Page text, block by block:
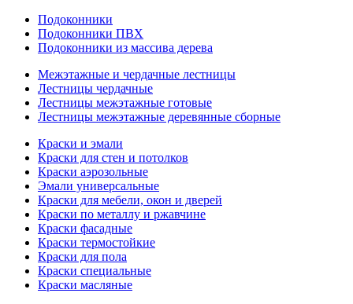
Подоконники
Подоконники ПВХ
Подоконники из массива дерева
Межэтажные и чердачные лестницы
Лестницы чердачные
Лестницы межэтажные готовые
Лестницы межэтажные деревянные сборные
Краски и эмали
Краски для стен и потолков
Краски аэрозольные
Эмали универсальные
Краски для мебели, окон и дверей
Краски по металлу и ржавчине
Краски фасадные
Краски термостойкие
Краски для пола
Краски специальные
Краски масляные